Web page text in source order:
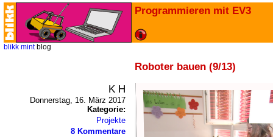
Programmieren mit EV3
blikk mint blog
Roboter bauen (9/13)
K H
Donnerstag, 16. März 2017
Kategorie:
Projekte
8 Kommentare